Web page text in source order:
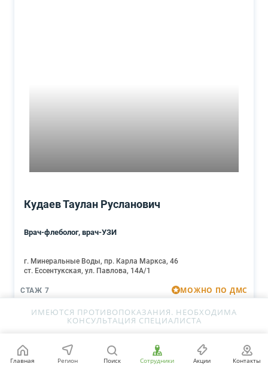
Кудаев Таулан Русланович
Врач-флеболог, врач-УЗИ
г. Минеральные Воды, пр. Карла Маркса, 46
ст. Ессентукская, ул. Павлова, 14А/1
СТАЖ 7 МОЖНО ПО ДМС
Запись онлайн
ИМЕЮТСЯ ПРОТИВОПОКАЗАНИЯ. НЕОБХОДИМА
КОНСУЛЬТАЦИЯ СПЕЦИАЛИСТА
Главная Регион Поиск Сотрудники Акции Контакты